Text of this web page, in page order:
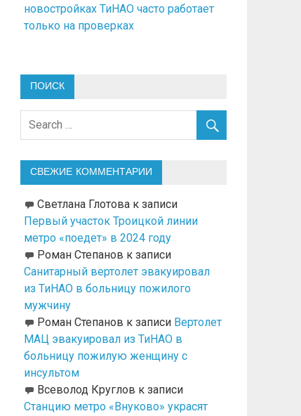
новостройках ТиНАО часто работает
только на проверках
ПОИСК
СВЕЖИЕ КОММЕНТАРИИ
Светлана Глотовак записи
Первый участок Троицкой линии
метро «поедет» в 2024 году
Роман Степанов к записи
Санитарный вертолет эвакуировал
из ТиНАО в больницу пожилого
мужчину
Роман Степанов к записи Вертолет
МАЦ эвакуировал из ТиНАО в
больницу пожилую женщину с
инсультом
Всеволод Круглов к записи
Станцию метро «Внуково» украсят